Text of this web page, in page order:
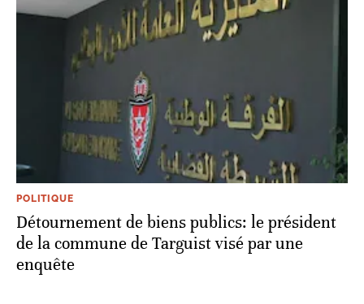
POLITIQUE
Détournement de biens publics: le président
de la commune de Targuist visé par une
enquête